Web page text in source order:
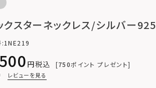
クスターネックレス/シルバー925
1NE219
税込 750ポイント プレゼント
レビューを見る